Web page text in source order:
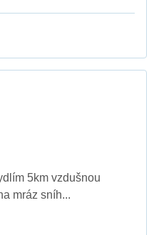
5km vzdušnou
mráz sníh...